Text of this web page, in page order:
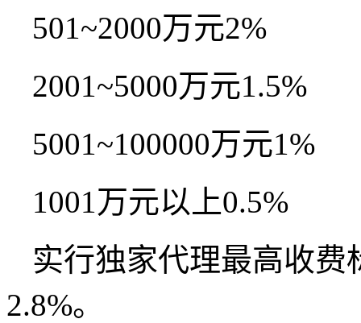
501~2000万元2%
2001~5000万元1.5%
5001~100000万元1%
1001万元以上0.5%
实行独家代理最高收
2.8%。